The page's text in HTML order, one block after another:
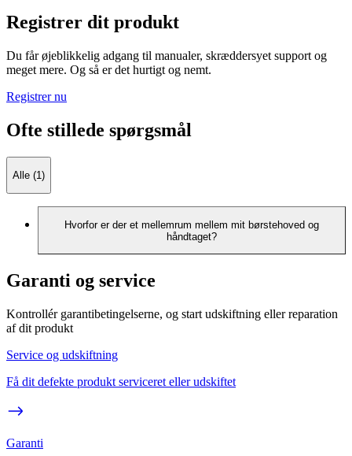
Registrer dit produkt
Du får øjeblikkelig adgang til manualer, skræddersyet support og
meget mere. Og så er det hurtigt og nemt.
Registrer nu
Ofte stillede spørgsmål
Alle (1)
Hvorfor er der et mellemrum mellem mit børstehoved og
håndtaget?
Garanti og service
Kontrollér garantibetingelserne, og start udskiftning eller reparation
af dit produkt
Service og udskiftning
Få dit defekte produkt serviceret eller udskiftet
Garanti